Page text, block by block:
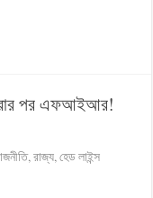
পর এফআইআর!
,রাজ্য,হেড লাইন্স